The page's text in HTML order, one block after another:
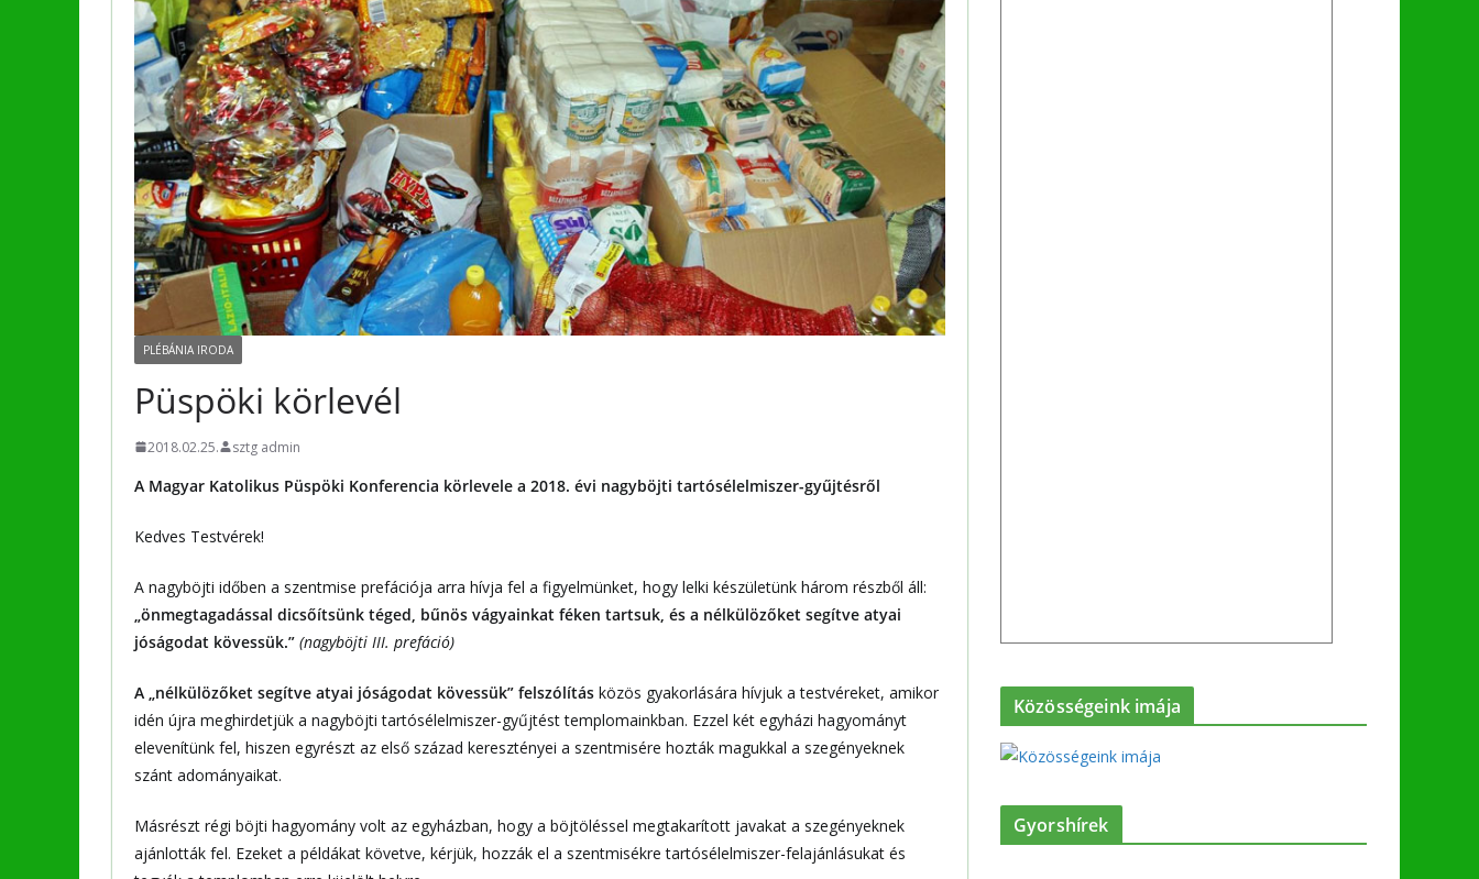
PLÉBÁNIA IRODA
Püspöki körlevél
2018.02.25. sztg admin
A Magyar Katolikus Püspöki Konferencia körlevele a 2018. évi nagyböjti tartósélelmiszer-gyűjtésről
Kedves Testvérek!
A nagyböjti időben a szentmise prefációja arra hívja fel a figyelmünket, hogy lelki készületünk három részből áll:
„önmegtagadással dicsőítsünk téged, bűnös vágyainkat féken tartsuk, és a nélkülözőket segítve atyai
jóságodat kövessük.” (nagyböjti III. prefáció)
A „nélkülözőket segítve atyai jóságodat kövessük” felszólítás közös gyakorlására hívjuk a testvéreket, amikor
idén újra meghirdetjük a nagyböjti tartósélelmiszer-gyűjtést templomainkban. Ezzel két egyházi hagyományt
elevenítünk fel, hiszen egyrészt az első század keresztényei a szentmisére hozták magukkal a szegényeknek
szánt adományaikat.
Másrészt régi böjti hagyomány volt az egyházban, hogy a böjtöléssel megtakarított javakat a szegényeknek
ajánlották fel. Ezeket a példákat követve, kérjük, hozzák el a szentmisékre tartósélelmiszer-felajánlásukat és
Közösségeink imája
Gyorshírek